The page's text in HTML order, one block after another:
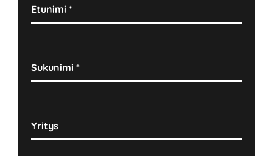
Etunimi*
Sukunimi*
Yritys